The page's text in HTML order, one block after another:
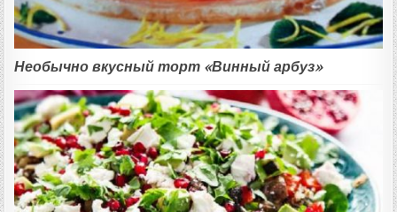
Необычно вкусный торт «Винный арбуз»